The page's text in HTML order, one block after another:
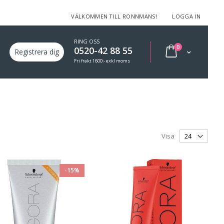
VÄLKOMMEN TILL RONNMANS! LOGGA IN
Min varukorg
0varor
Registrera dig
RING OSS
0520-42 88 55
Fri frakt 1600:- exkl moms
Visa
-15%